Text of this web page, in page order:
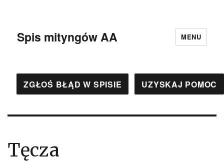
Spis mityngów AA MENU
ZGŁOŚ BŁĄD W SPISIE UZYSKAJ POMOC
Tęcza